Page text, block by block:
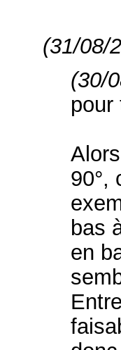
(31/08/
(30/
pour
90°,
bas
en